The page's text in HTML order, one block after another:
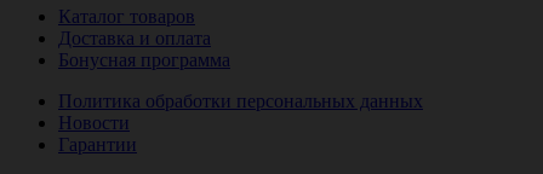
Каталог товаров
Доставка и оплата
Бонусная программа
Политика обработки персональных данных
Новости
Гарантии